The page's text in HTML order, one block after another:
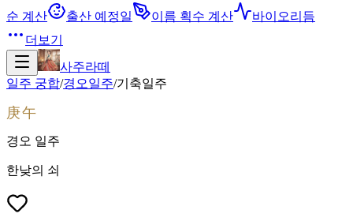
순 계산
출산 예정일 이름 획수 계산
바이오리듬
더보기
사주라떼
일주 궁합/경오일주/기축일주
庚午
경오 일주
한낮의 쇠